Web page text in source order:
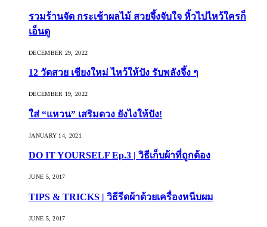
รวมร้านจัด กระเช้าผลไม้ สวยจึ้งจับใจ หิ้วไปไหว้ใครก็
เอ็นดู
DECEMBER 29, 2022
12 วัดสวย เชียงใหม่ ไหว้ให้ปัง รับพลังจึ้ง ๆ
DECEMBER 19, 2022
ใส่ “แหวน” เสริมดวง ยังไงให้ปัง!
JANUARY 14, 2021
DO IT YOURSELF Ep.3 | วิธีเก็บผ้าที่ถูกต้อง
JUNE 5, 2017
TIPS & TRICKS | วิธีรีดผ้าด้วยเครื่องหนีบผม
JUNE 5, 2017